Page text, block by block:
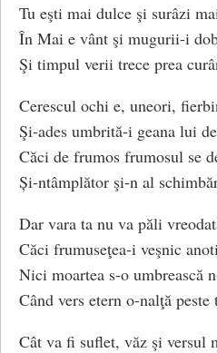
Tu eşti mai dulce şi surâzi
În Mai e vânt şi mugurii-i
Şi timpul verii trece prea
Cerescul ochi e, uneori,
Şi-ades umbrită-i geana lui
Căci de frumos frumosul se
Și-ntâmplător şi-n al
Dar vara ta nu va păli
Căci frumuseţea-i veşnic
Nici moartea s-o umbrească
Când vers etern o-nalţă peste
Cât va fi suflet, văz şi versul